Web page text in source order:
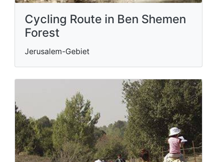
Cycling Route in Ben Shemen
Forest
Jerusalem-Gebiet